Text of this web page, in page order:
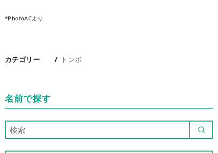
*PhotoACより
カテゴリー トンボ
名前で探す